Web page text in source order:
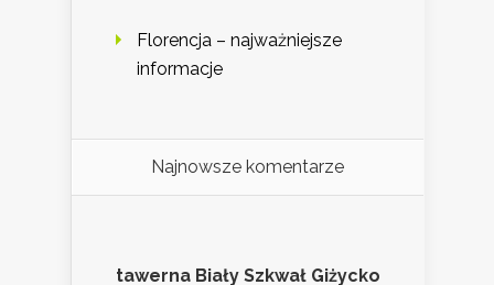
Florencja – najważniejsze
informacje
Najnowsze komentarze
tawerna Biały Szkwał Giżycko